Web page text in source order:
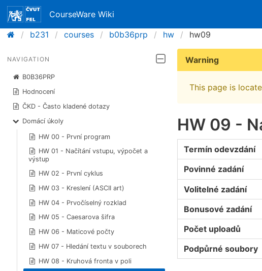
CourseWare Wiki
b231
courses b0b36prp hw hw09
NAVIGATION
B0B36PRP
Hodnocení
ČKD - Často kladené dotazy
Domácí úkoly
HW 00 - První program
HW 01 - Načítání vstupu, výpočet a
výstup
HW 02 - První cyklus
HW 03 - Kreslení (ASCII art)
HW 04 - Prvočíselný rozklad
HW 05 - Caesarova šifra
HW 06 - Maticové počty
HW 07 - Hledání textu v souborech
HW 08 - Kruhová fronta v poli
Warning
This page is
HW 09 -
Termín odevzdání
Povinné zadání
Volitelné zadání
Bonusové zadání
Počet uploadů
Podpůrné soubory